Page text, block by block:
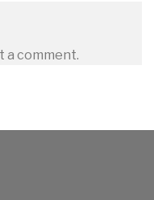
a comment.